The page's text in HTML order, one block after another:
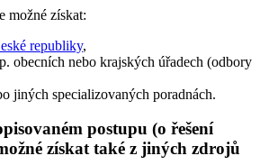
možné získat:
republiky,
obecních nebo krajských úřadech (odbory
jiných specializovaných poradnách.
postupu (o řešení
získat také z jiných zdrojů